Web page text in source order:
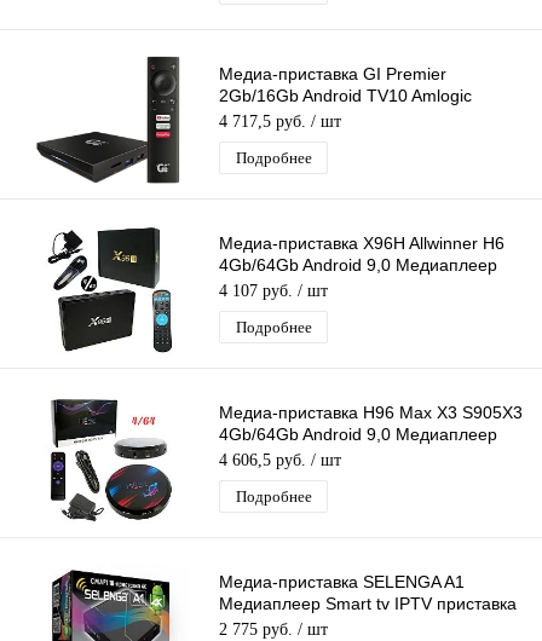
Медиа-приставка GI Premier
2Gb/16Gb Android TV10 Amlogic
S905X4 Медиаплеер SmartTV IPTV
OTT 4K H.265
4 717,5 руб. / шт
Подробнее
Медиа-приставка X96H Allwinner H6
4Gb/64Gb Android 9,0 Медиаплеер
Smart tv IPTV приставка 4K H.265
4 107 руб. / шт
Подробнее
Медиа-приставка H96 Max X3 S905X3
4Gb/64Gb Android 9,0 Медиаплеер
Smart tv IPTV приставка 4K H.265
4 606,5 руб. / шт
Подробнее
Медиа-приставка SELENGA A1
Медиаплеер Smart tv IPTV приставка
4K
2 775 руб. / шт